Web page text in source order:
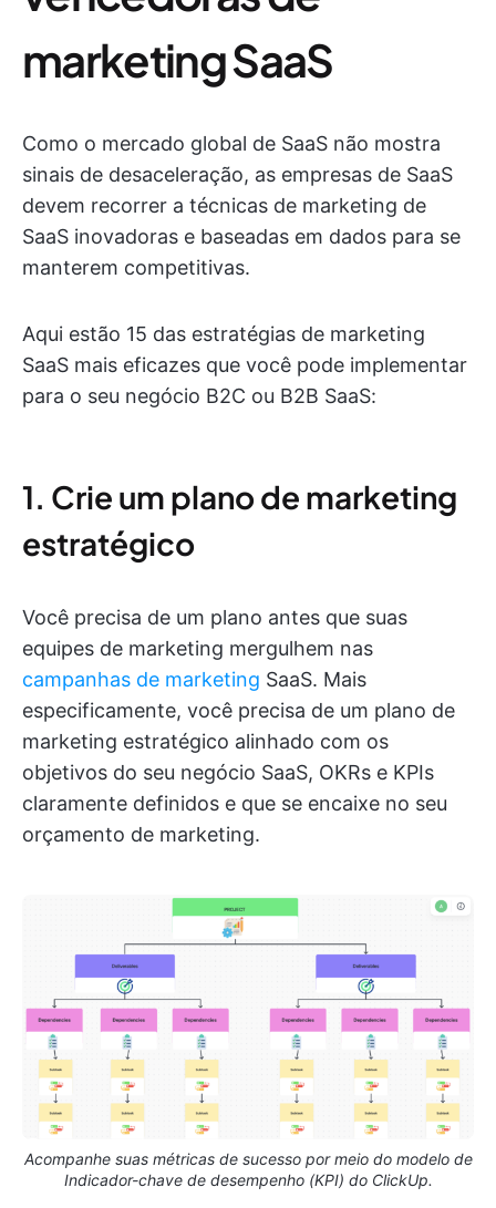
marketing SaaS
Como o mercado global de SaaS não mostra
sinais de desaceleração, as empresas de SaaS
devem recorrer a técnicas de marketing de
SaaS inovadoras e baseadas em dados para se
manterem competitivas.
Aqui estão 15 das estratégias de marketing
SaaS mais eficazes que você pode implementar
para o seu negócio B2C ou B2B SaaS:
1. Crie um plano de marketing
estratégico
Você precisa de um plano antes que suas
equipes de marketing mergulhem nas
campanhas de marketing SaaS. Mais
especificamente, você precisa de um plano de
marketing estratégico alinhado com os
objetivos do seu negócio SaaS, OKRs e KPIs
claramente definidos e que se encaixe no seu
orçamento de marketing.
Acompanhe suas métricas de sucesso por meio do modelo de
Indicador-chave de desempenho (KPI) do ClickUp.